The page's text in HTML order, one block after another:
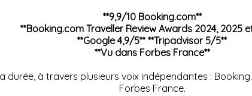
**9,9/10 Booking.com**
**Booking.com Traveller Review Awards 2024, 2025
**Google 4,9/5** **Tripadvisor 5/5**
**Vu dans Forbes France**
à travers plusieurs voix indépendantes :
Forbes France.